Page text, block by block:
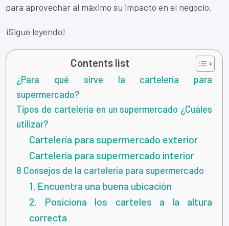
para aprovechar al máximo su impacto en el negocio.
¡Sigue leyendo!
Contents list
¿Para qué sirve la cartelería para
supermercado?
Tipos de cartelería en un supermercado ¿Cuáles
utilizar?
Cartelería para supermercado exterior
Cartelería para supermercado interior
8 Consejos de la cartelería para supermercado
1. Encuentra una buena ubicación
2. Posiciona los carteles a la altura
correcta